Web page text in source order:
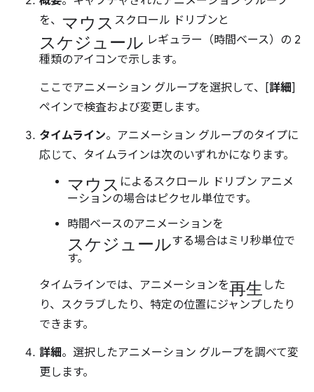
を、 マウス スクロール ドリブンと
スケジュール レギュラー（時間ベース）の 2
種類のアイコンで示します。
ここでアニメーション グループを選択して、[詳細]
ペインで検査および変更します。
タイムライン。アニメーション グループのタイプに
応じて、タイムラインは次のいずれかになります。
マウス によるスクロール ドリブン アニメ
ーションの場合はピクセル単位です。
時間ベースのアニメーションを
スケジュールする場合はミリ秒単位で
す。
タイムラインでは、アニメーションを再生 した
り、スクラブしたり、特定の位置にジャンプしたり
できます。
詳細。選択したアニメーション グループを調べて変
更します。